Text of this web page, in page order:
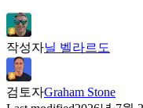
작성자닐 벨라르도
검토자Graham Stone